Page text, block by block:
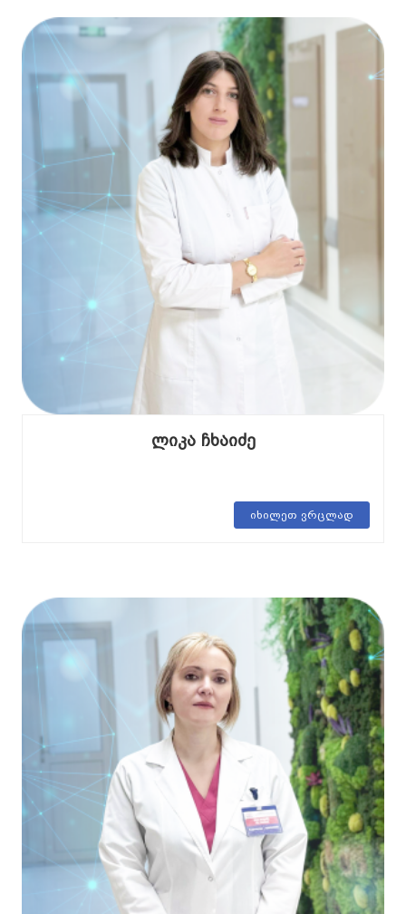
ლიკა ჩხაიძე
იხილეთ ვრცლად